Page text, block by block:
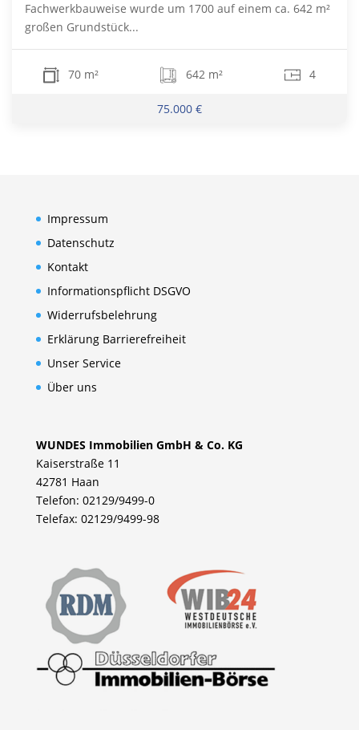
Fachwerkbauweise wurde um 1700 auf einem ca. 642 m²
großen Grundstück...
70 m² 642 m² 4
75.000 €
Impressum
Datenschutz
Kontakt
Informationspflicht DSGVO
Widerrufsbelehrung
Erklärung Barrierefreiheit
Unser Service
Über uns
WUNDES Immobilien GmbH & Co. KG
Kaiserstraße 11
42781 Haan
Telefon: 02129/9499-0
Telefax: 02129/9499-98